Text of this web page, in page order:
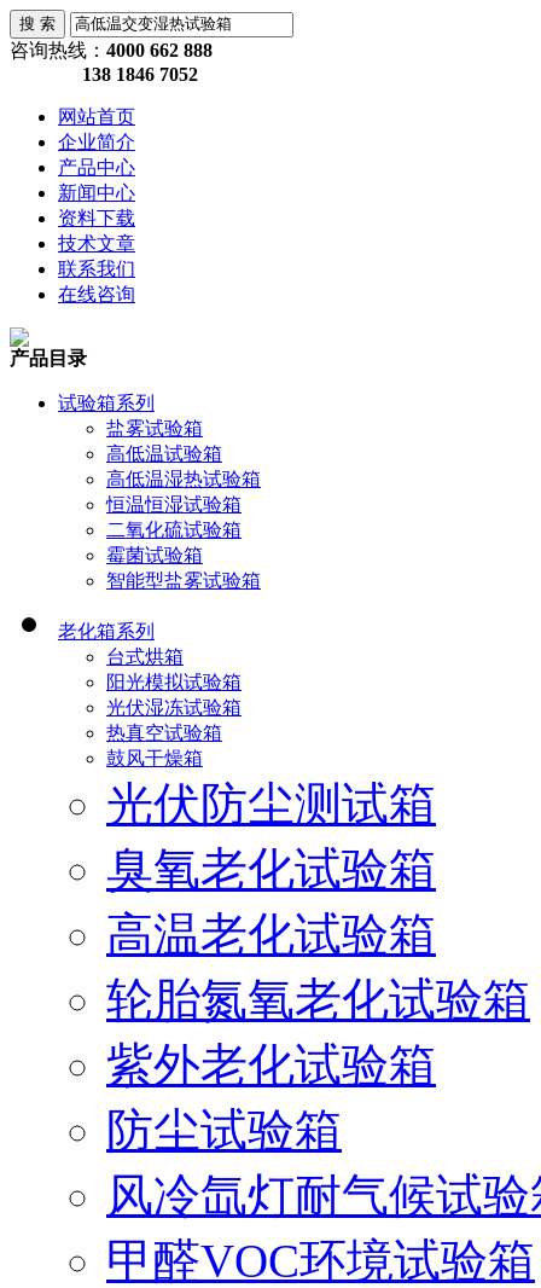
咨询热线： 4000 662 888
138 1846 7052
网站首页
企业简介
产品中心
新闻中心
资料下载
技术文章
联系我们
在线咨询
产品目录
试验箱系列
盐雾试验箱
高低温试验箱
高低温湿热试验箱
恒温恒湿试验箱
二氧化硫试验箱
霉菌试验箱
智能型盐雾试验箱
老化箱系列
台式烘箱
阳光模拟试验箱
光伏湿冻试验箱
热真空试验箱
鼓风干燥箱
光伏防尘测试箱
臭氧老化试验箱
高温老化试验箱
轮胎氮氧老化试验箱
紫外老化试验箱
防尘试验箱
风冷氙灯耐气候试
甲醛VOC环境试验箱